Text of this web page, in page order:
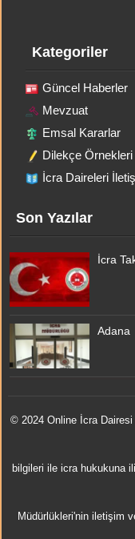
Kategoriler
Güncel Haberler
Mevzuat
Emsal Kararlar
Dilekçe Örnekleri
İcra Daireleri
Son Yazılar
İcra
Adana
© 2024 Online İcra Dairesi
bilgileri ile icra hukukuna
Müdürlükleri'nin iletişim